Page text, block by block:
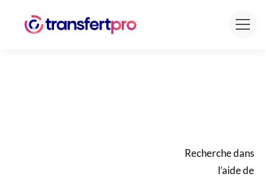
Recherche dans
l’aide de